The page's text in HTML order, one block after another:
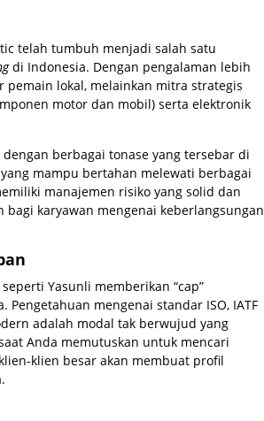
telah tumbuh menjadi salah satu
di Indonesia. Dengan pengalaman lebih
lokal, melainkan mitra strategis
motor dan mobil) serta elektronik
berbagai tonase yang tersebar di
mampu bertahan melewati berbagai
manajemen risiko yang solid dan
karyawan mengenai keberlangsungan
Yasunli memberikan “cap”
mengenai standar ISO, IATF
adalah modal tak berwujud yang
Anda memutuskan untuk mencari
klien besar akan membuat profil